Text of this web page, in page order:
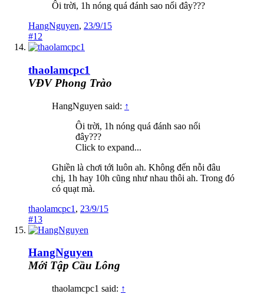
Ôi trời, 1h nóng quá đánh sao nổi đây???
HangNguyen, 23/9/15
#12
thaolamcpc1
VĐV Phong Trào
HangNguyen said: ↑
Ôi trời, 1h nóng quá đánh sao nổi
đây???
Click to expand...
Ghiền là chơi tới luôn ah. Không đến nỗi đâu
chị, 1h hay 10h cũng như nhau thôi ah. Trong đó
có quạt mà.
thaolamcpc1 , 23/9/15
#13
HangNguyen
Mới Tập Cầu Lông
thaolamcpc1 said: ↑